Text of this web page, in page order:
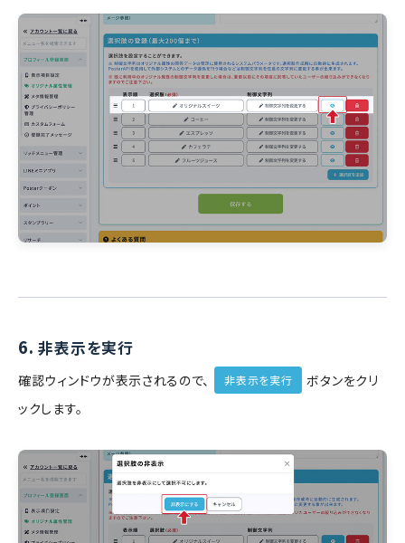
6. 非表示を実行
確認ウィンドウが表示されるので、 非表示を実行
ボタンをクリ
ックします。